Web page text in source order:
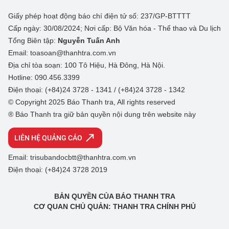
Giấy phép hoạt động báo chí điện tử số: 237/GP-BTTTT
Cấp ngày: 30/08/2024; Nơi cấp: Bộ Văn hóa - Thể thao và Du lịch
Tổng Biên tập: Nguyễn Tuấn Anh
Email: toasoan@thanhtra.com.vn
Địa chỉ tòa soạn: 100 Tô Hiệu, Hà Đông, Hà Nội.
Hotline: 090.456.3399
Điện thoại: (+84)24 3728 - 1341 / (+84)24 3728 - 1342
© Copyright 2025 Báo Thanh tra, All rights reserved
® Báo Thanh tra giữ bản quyền nội dung trên website này
LIÊN HỆ QUẢNG CÁO
Email: trisubandocbtt@thanhtra.com.vn
Điện thoại: (+84)24 3728 2019
BẢN QUYỀN CỦA BÁO THANH TRA
CƠ QUAN CHỦ QUẢN: THANH TRA CHÍNH PHỦ